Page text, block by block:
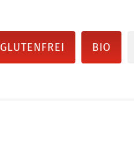
GLUTENFREI BIO